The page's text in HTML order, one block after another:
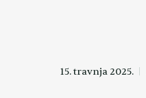
15. travnja 2025.